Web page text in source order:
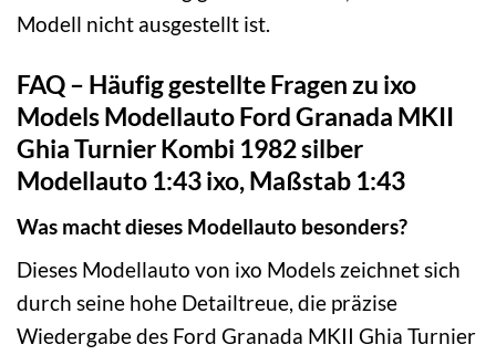
Modell nicht ausgestellt ist.
FAQ – Häufig gestellte Fragen zu ixo
Models Modellauto Ford Granada MKII
Ghia Turnier Kombi 1982 silber
Modellauto 1:43 ixo, Maßstab 1:43
Was macht dieses Modellauto besonders?
Dieses Modellauto von ixo Models zeichnet sich
durch seine hohe Detailtreue, die präzise
Wiedergabe des Ford Granada MKII Ghia Turnier